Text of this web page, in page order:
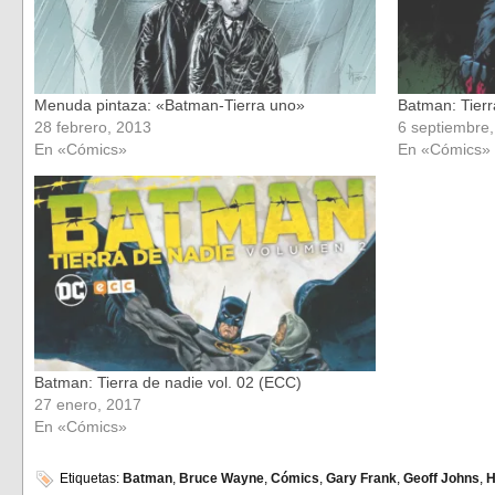
Menuda pintaza: «Batman-Tierra uno»
28 febrero, 2013
En «Cómics»
Batman:
6
En «Cómics»
Batman: Tierra de nadie vol. 02 (ECC)
27 enero, 2017
En «Cómics»
Etiquetas: Batman, Bruce Wayne, Cómics, Gary Frank, Geoff Johns,